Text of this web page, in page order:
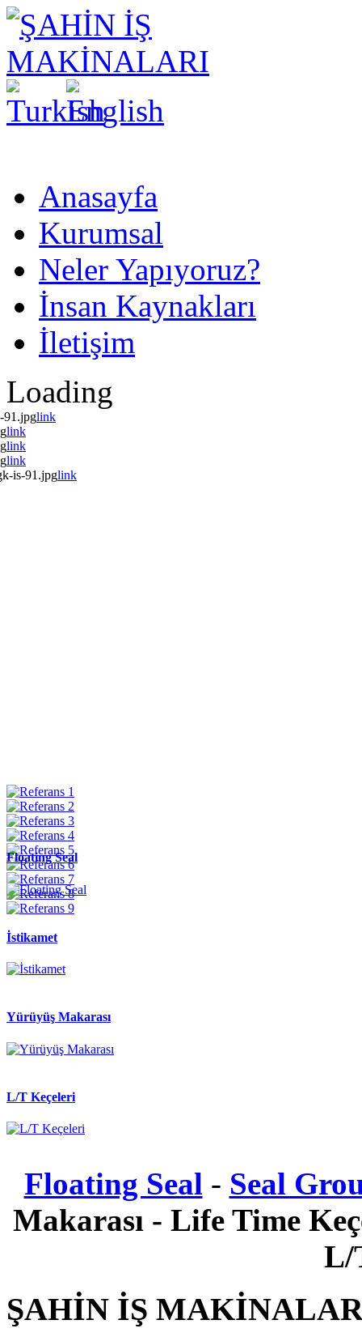
Anasayfa
Kurumsal
Neler Yapıyoruz?
İnsan Kaynakları
İletişim
Loading
91.jpglink
link
link
link
is-91.jpglink
Floating Seal
İstikamet
Yürüyüş Makarası
L/T Keçeleri
Floating Seal - Seal
Makarası - Life Time
L/
ŞAHİN İŞ